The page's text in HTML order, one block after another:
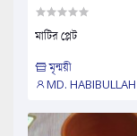
মাটির প্লেট
মৃন্ময়ী
MD. HABIBULLAH